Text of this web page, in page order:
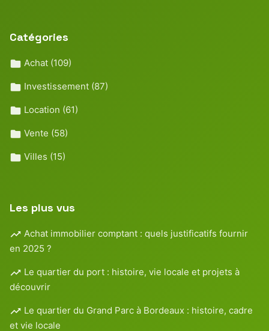
Catégories
Achat (109)
Investissement (87)
Location (61)
Vente (58)
Villes (15)
Les plus vus
Achat immobilier comptant : quels justificatifs fournir
en 2025 ?
Le quartier du port : histoire, vie locale et projets à
découvrir
Le quartier du Grand Parc à Bordeaux : histoire, cadre
et vie locale